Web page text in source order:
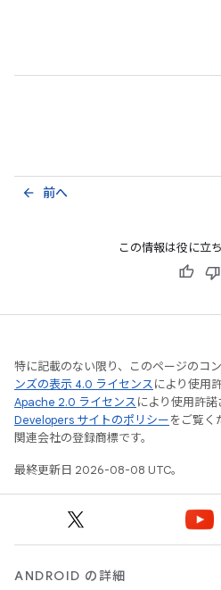
前へ
arrow_back
この情報は役に立
特に記載のない限り、このページのコ
ンズの表示 4.0 ライセンスにより使用
Apache 2.0 ライセンスにより使用許諾
Developers サイトのポリシーをご覧
関連会社の登録商標です。
最終更新日 2026-08-08 UTC。
ANDROID の詳細